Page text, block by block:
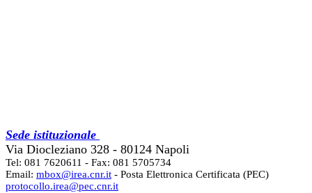
Sede istituzionale
Via Diocleziano 328 - 80124 Napoli
Tel: 081 7620611 - Fax: 081 5705734
Email: mbox@irea.cnr.it - Posta Elettronica Certificata (PEC)
protocollo.irea@pec.cnr.it